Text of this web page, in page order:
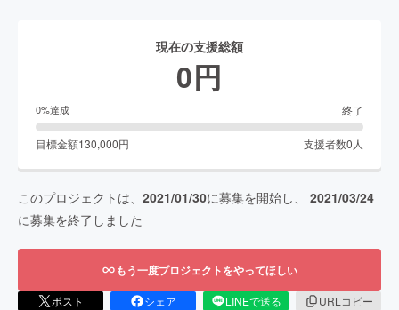
現在の支援総額
0円
0%達成 終了
目標金額130,000円 支援者数0 人
このプロジェクトは、 2021/01/30に募集を開始し、 2021/03/24
に募集を終了しました
もう一度プロジェクトをやってほしい
ポスト シェア LINEで送る
URLコピー